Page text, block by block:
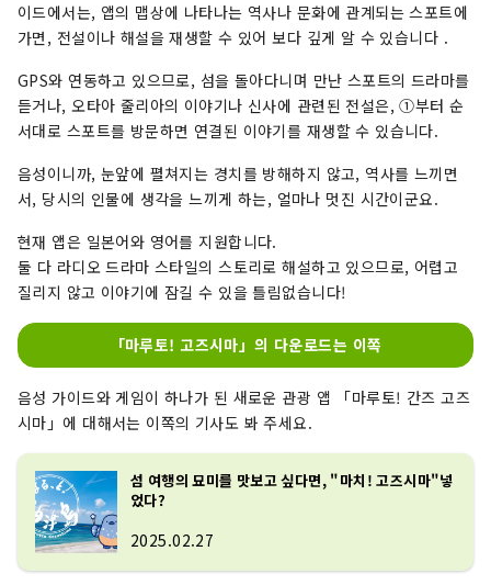
이드에서는, 앱의 맵상에 나타나는 역사나 문화에 관계되는 스포트에
가면, 전설이나 해설을 재생할 수 있어 보다 깊게 알 수 있습니다 .
GPS와 연동하고 있으므로, 섬을 돌아다니며 만난 스포트의 드라마를
듣거나, 오타아 줄리아의 이야기나 신사에 관련된 전설은, ①부터 순
서대로 스포트를 방문하면 연결된 이야기를 재생할 수 있습니다.
음성이니까, 눈앞에 펼쳐지는 경치를 방해하지 않고, 역사를 느끼면
서, 당시의 인물에 생각을 느끼게 하는, 얼마나 멋진 시간이군요.
현재 앱은 일본어와 영어를 지원합니다.
둘 다 라디오 드라마 스타일의 스토리로 해설하고 있으므로, 어렵고
질리지 않고 이야기에 잠길 수 있을 틀림없습니다!
「마루토! 고즈시마」의 다운로드는 이쪽
음성 가이드와 게임이 하나가 된 새로운 관광 앱 「마루토! 간즈 고즈
시마」에 대해서는 이쪽의 기사도 봐 주세요.
섬 여행의 묘미를 맛보고 싶다면, "마치! 고즈시마"넣
었다?
2025.02.27